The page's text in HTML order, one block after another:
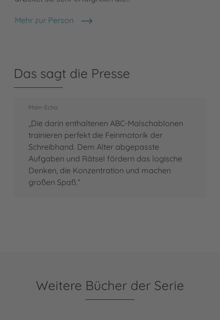
Mehr zur Person
Annet Rudolph
Das sagt die Presse
Main-Echo
„Die darin enthaltenen ABC-Malschablonen
trainieren perfekt die Feinmotorik der
Schreibhand. Dem Alter abgepasste
Aufgaben und Rätsel fördern das logische
Denken, die Konzentration und machen
großen Spaß.“
Weitere Bücher der Serie